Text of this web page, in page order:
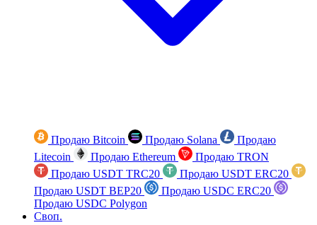
Продаю Bitcoin Продаю Solana
Продаю
Litecoin
Продаю Ethereum
Продаю TRON
Продаю USDT TRC20
Продаю USDT ERC20
Продаю USDT BEP20
Продаю USDC ERC20
Продаю USDC Polygon
Своп.